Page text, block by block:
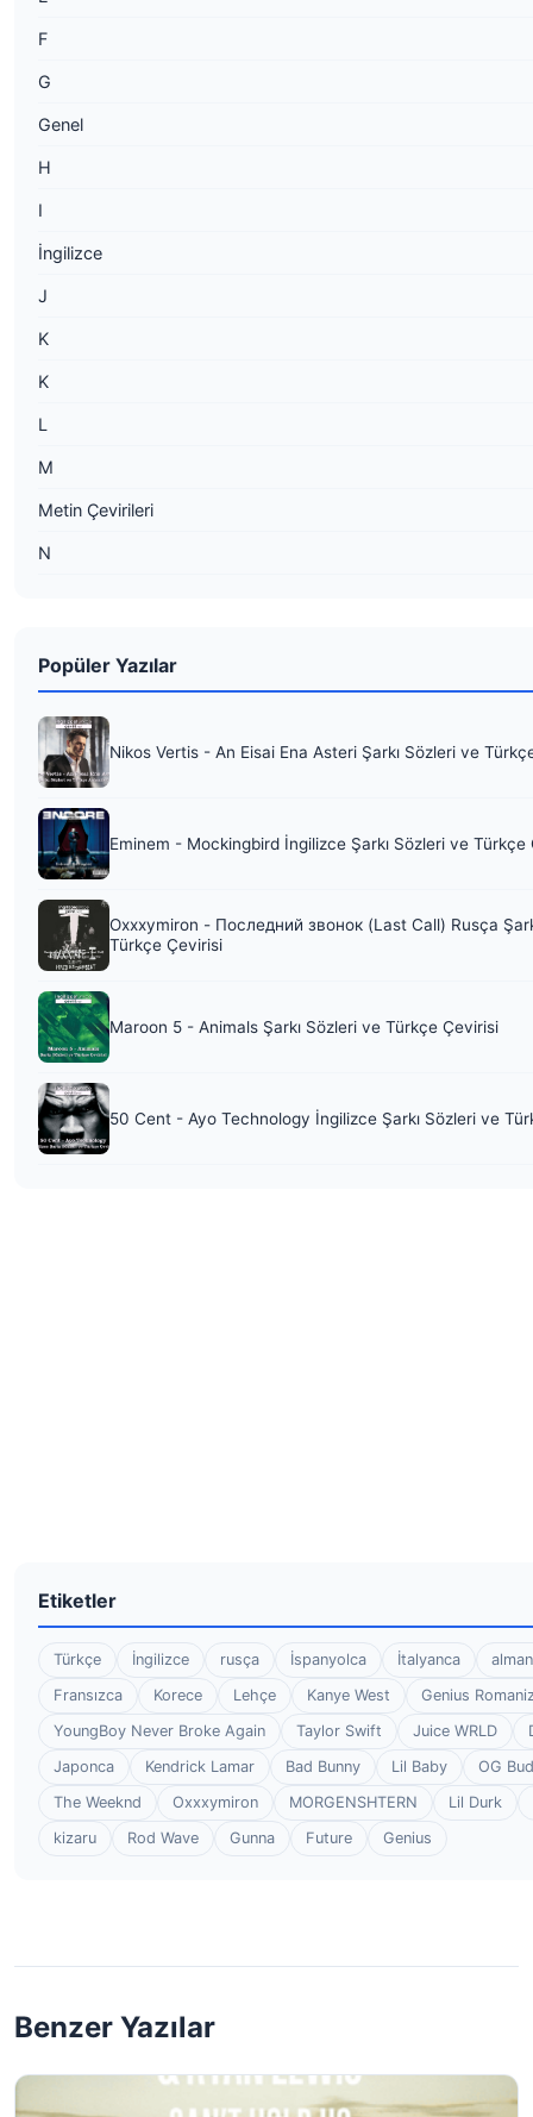
F
G
Genel
H
I
İngilizce
J
K
K
L
M
Metin Çevirileri
N
Popüler Yazılar
Nikos Vertis - An Eisai Ena Asteri Şarkı Sözleri ve
Eminem - Mockingbird İngilizce Şarkı Sözleri ve Türkçe
Oxxxymiron - Последний звонок (Last Call) Rusça
Türkçe Çevirisi
Maroon 5 - Animals Şarkı Sözleri ve Türkçe Çevirisi
50 Cent - Ayo Technology İngilizce Şarkı Sözleri ve
Etiketler
Türkçe İngilizce rusça İspanyolca İtalyanca
Fransızca
Korece Lehçe Kanye West
Genius
YoungBoy Never Broke Again
Taylor Swift Juice WRLD
Japonca
Kendrick Lamar Bad Bunny Lil Baby
OG
The Weeknd
Oxxxymiron MORGENSHTERN
Lil Durk
kizaru
Rod Wave Gunna Future Genius
Benzer Yazılar